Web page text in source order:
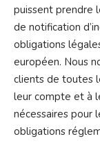
puissent prendre
de notification
obligations
européen. Nous
clients de toutes
leur compte et à
nécessaires pour
obligations